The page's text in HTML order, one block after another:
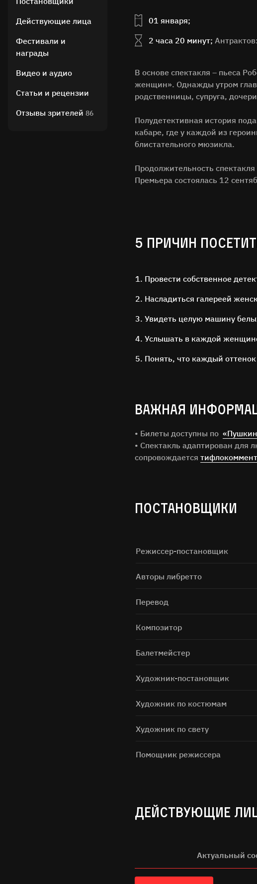
Действующие лица
Фестивали и
награды
Видео и аудио
Статьи и рецензии
Отзывы зрителей 86
01 января;
2 часа 20 минут;
В основе спектакля – пьеса
женщин». Однажды утром
родственницы, супруга,
Полудетективная история
кабаре, где у каждой из
блистательного мюзикла.
Продолжительность
Премьера состоялась 12
5 ПРИЧИН
Провести собственное
Насладиться галереей
Увидеть целую машину
Услышать в каждой
Понять, что каждый
ВАЖНАЯ
• Билеты доступны по
• Спектакль адаптирован для
сопровождается
ПОСТАНОВЩИКИ
Режиссер-постановщик
Авторы либретто
Перевод
Композитор
Балетмейстер
Художник-постановщик
Художник по костюмам
Художник по свету
Помощник режиссера
ДЕЙСТВУЮЩИЕ
Актуальный
Email